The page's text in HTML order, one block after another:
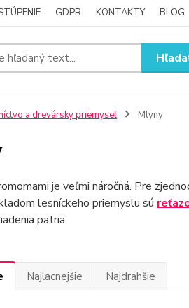
GDPR KONTAKTY BLOG
a drevársky priemysel Mlyny
je veľmi náročná. Pre
lesníckeho priemyslu sú
patria:
Najlacnejšie Najdrahšie